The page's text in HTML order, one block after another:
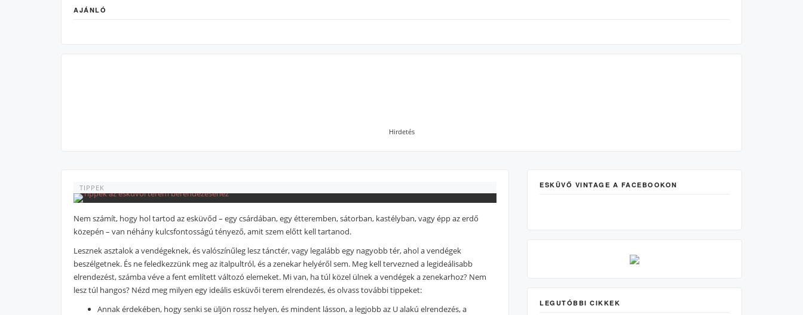
AJÁNLÓ
Hirdetés
TIPPEK
Nem számít, hogy hol tartod az esküvőd – egy csárdában, egy étteremben, sátorban, kastélyban, vagy épp az erdő
közepén – van néhány kulcsfontosságú tényező, amit szem előtt kell tartanod.
Lesznek asztalok a vendégeknek, és valószínűleg lesz tánctér, vagy legalább egy nagyobb tér, ahol a vendégek
beszélgetnek. És ne feledkezzünk meg az italpultról, és a zenekar helyéről sem. Meg kell tervezned a legideálisabb
elrendezést, számba véve a fent említett változó elemeket. Mi van, ha túl közel ülnek a vendégek a zenekarhoz? Nem
lesz túl hangos? Nézd meg milyen egy ideális esküvői terem elrendezés, és olvass további tippeket:
Annak érdekében, hogy senki se üljön rossz helyen, és mindent lásson, a legjobb az U alakú elrendezés, a
ESKÜVŐ VINTAGE A FACEBOOKON
LEGUTÓBBI CIKKEK